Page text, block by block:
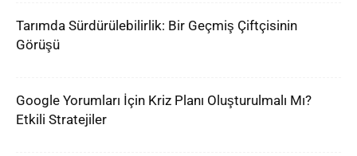
Tarımda Sürdürülebilirlik: Bir Geçmiş Çiftçisinin
Görüşü
Google Yorumları İçin Kriz Planı Oluşturulmalı Mı?
Etkili Stratejiler